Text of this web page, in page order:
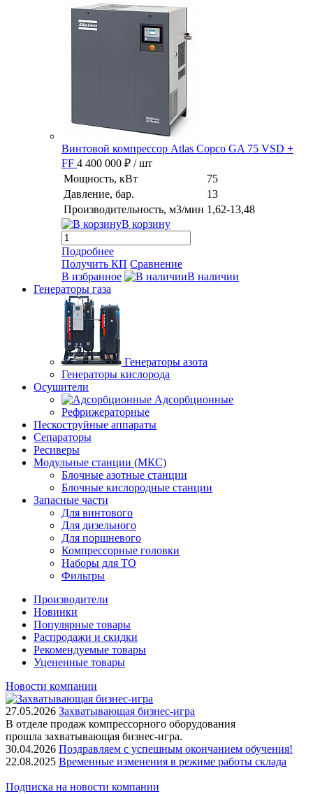
Винтовой компрессор Atlas Copco GA 75 VSD +
FF 4 400 000 ₽ / шт
Мощность, кВт
75
Давление, бар.
13
Производительность, м3/мин 1,62-13,48
В корзину
Подробнее
Получить КП Сравнение
В избранное
В наличии
Генераторы газа
Генераторы азота
Генераторы кислорода
Осушители
Адсорбционные
Рефрижераторные
Пескоструйные аппараты
Сепараторы
Ресиверы
Модульные станции (МКС)
Блочные азотные станции
Блочные кислородные станции
Запасные части
Для винтового
Для дизельного
Для поршневого
Компрессорные головки
Наборы для ТО
Фильтры
Производители
Новинки
Популярные товары
Распродажи и скидки
Рекомендуемые товары
Уцененные товары
Новости компании
27.05.2026 Захватывающая бизнес-игра
В отделе продаж компрессорного оборудования
прошла захватывающая бизнес-игра.
30.04.2026 Поздравляем с успешным окончанием обучения!
22.08.2025 Временные изменения в режиме работы склада
Подписка на новости компании